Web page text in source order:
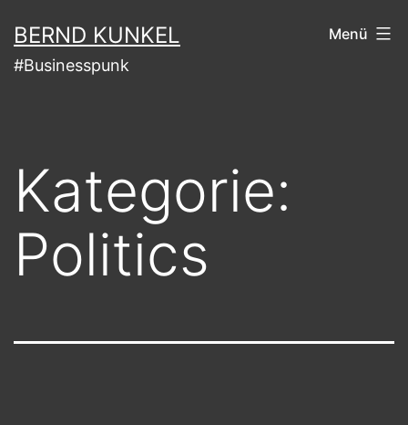
Inhalt
springen
BERND KUNKEL
#Businesspunk
Menü
Kategorie:
Politics